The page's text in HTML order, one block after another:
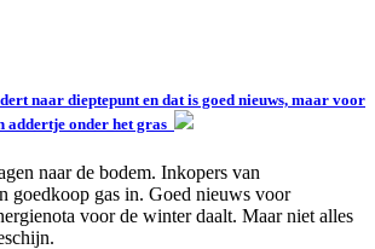
naar dieptepunt en dat is goed nieuws, maar voor
addertje onder het gras
naar de bodem. Inkopers van
goedkoop gas in. Goed nieuws voor
voor de winter daalt. Maar niet alles